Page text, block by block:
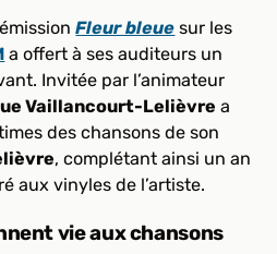
Fleur bleue sur les
a offert à ses auditeurs un
Invitée par l’animateur
Vaillancourt-Lelièvre a
des chansons de son
, complétant ainsi un an
aux vinyles de l’artiste.
vie aux chansons